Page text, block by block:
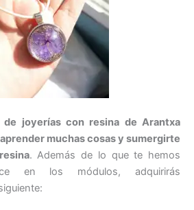
de joyerías con resina de Arantxa
muchas cosas y sumergirte
. Además de lo que te hemos
en los módulos, adquirirás